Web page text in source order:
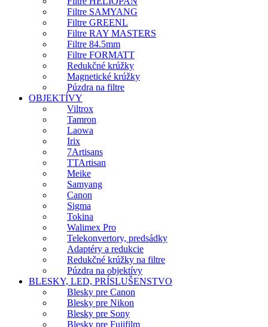
Filtre SAMYANG
Filtre GREENL
Filtre RAY MASTERS
Filtre 84.5mm
Filtre FORMATT
Redukčné krúžky
Magnetické krúžky
Púzdra na filtre
OBJEKTÍVY
Viltrox
Tamron
Laowa
Irix
7Artisans
TTArtisan
Meike
Samyang
Canon
Sigma
Tokina
Walimex Pro
Telekonvertory, predsádky
Adaptéry a redukcie
Redukčné krúžky na filtre
Púzdra na objektívy
BLESKY, LED, PRÍSLUŠENSTVO
Blesky pre Canon
Blesky pre Nikon
Blesky pre Sony
Blesky pre Fujifilm